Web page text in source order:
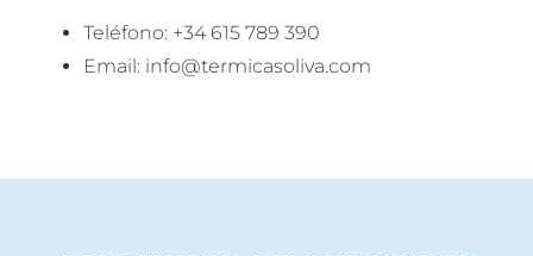
Teléfono: +34 615 789 390
Email: info@termicasoliva.com